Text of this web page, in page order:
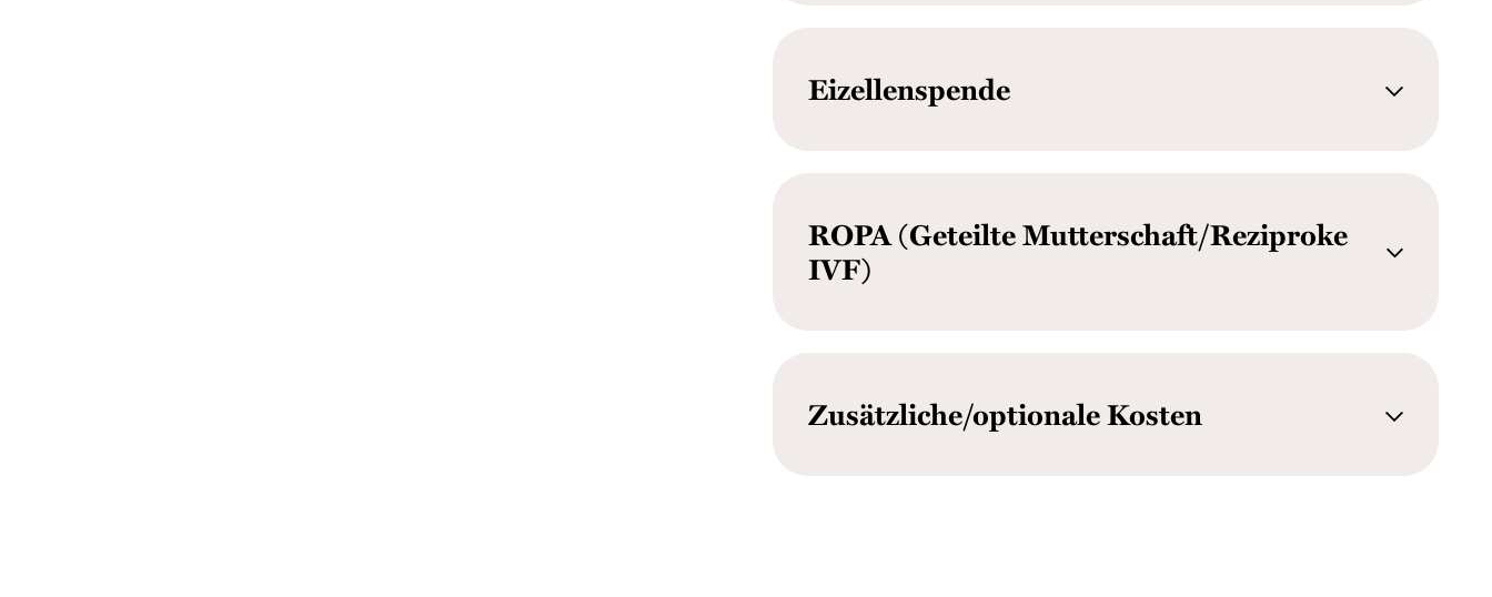
Eizellenspende
ROPA (Geteilte Mutterschaft/Reziproke
IVF)
Zusätzliche/optionale Kosten